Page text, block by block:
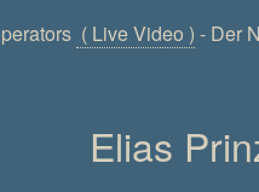
( Live Video ) - Der
Elias